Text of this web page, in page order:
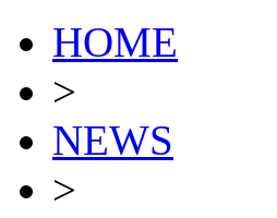
HOME
>
NEWS
>